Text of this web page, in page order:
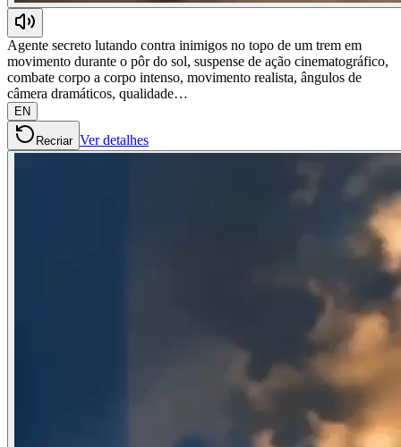
Agente secreto lutando contra inimigos no topo de um trem em
movimento durante o pôr do sol, suspense de ação cinematográfico,
combate corpo a corpo intenso, movimento realista, ângulos de
câmera dramáticos, qualidade…
EN
Recriar Ver detalhes